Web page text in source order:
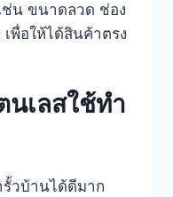
ช่น ขนาดลวด ช่อง
พื่อให้ได้สินค้าตรง
นเลสใช้ทำ
รั้วบ้านได้ดีมาก